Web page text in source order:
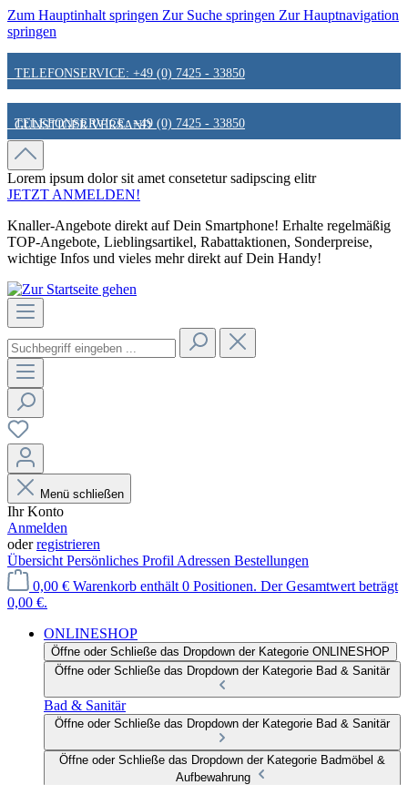
Zum Hauptinhalt springen Zur Suche springen Zur Hauptnavigation
springen
TELEFONSERVICE: +49 (0) 7425 - 33850
GÜNSTIGER VERSAND
FAIR & KUNDENORIENTIERT
HINWEIS ZU STATIONÄREN PREISEN
TELEFONSERVICE: +49 (0) 7425 - 33850
GÜNSTIGER VERSAND
FAIR & KUNDENORIENTIERT
HINWEIS ZU STATIONÄREN PREISEN
Lorem ipsum dolor sit amet consetetur sadipscing elitr
JETZT ANMELDEN!
Knaller-Angebote direkt auf Dein Smartphone! Erhalte regelmäßig
TOP-Angebote, Lieblingsartikel, Rabattaktionen, Sonderpreise,
wichtige Infos und vieles mehr direkt auf Dein Handy!
Menü schließen
Ihr Konto
Anmelden
oderregistrieren
Übersicht Persönliches Profil Adressen Bestellungen
0,00 € Warenkorb enthält 0 Positionen. Der Gesamtwert beträgt
0,00 €.
ONLINESHOP
Öffne oder Schließe das Dropdown der Kategorie ONLINESHOP
Öffne oder Schließe das Dropdown der Kategorie Bad & Sanitär
Bad & Sanitär
Öffne oder Schließe das Dropdown der Kategorie Bad & Sanitär
Öffne oder Schließe das Dropdown der Kategorie Badmöbel &
Aufbewahrung